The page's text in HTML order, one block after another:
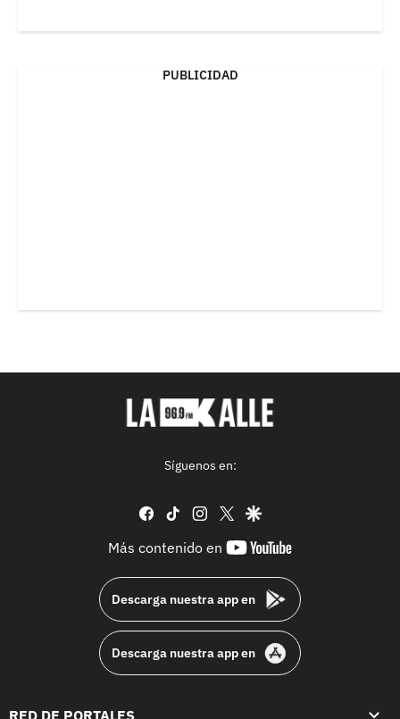
PUBLICIDAD
Síguenos en:
facebook
tiktok instagram
twittergoogle
Más contenido en
youtube-
Descarga nuestra app en
Descarga nuestra app en
RED DE PORTALES